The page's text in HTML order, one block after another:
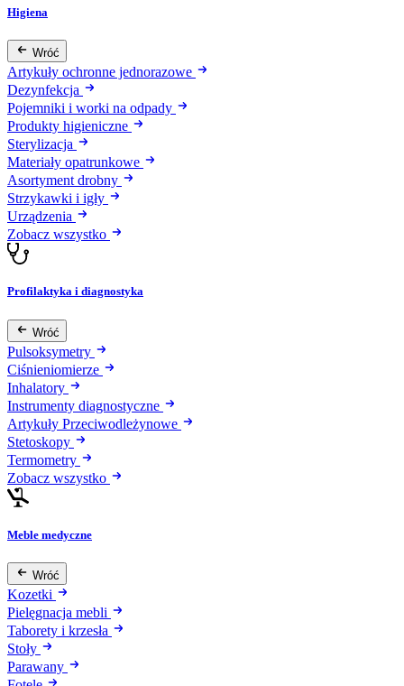
Higiena
Wróć
Artykuły ochronne jednorazowe
Dezynfekcja
Pojemniki i worki na odpady
Produkty higieniczne
Sterylizacja
Materiały opatrunkowe
Asortyment drobny
Strzykawki i igły
Urządzenia
Zobacz wszystko
Profilaktyka i diagnostyka
Wróć
Pulsoksymetry
Ciśnieniomierze
Inhalatory
Instrumenty diagnostyczne
Artykuły Przeciwodleżynowe
Stetoskopy
Termometry
Zobacz wszystko
Meble medyczne
Wróć
Kozetki
Pielęgnacja mebli
Taborety i krzesła
Stoły
Parawany